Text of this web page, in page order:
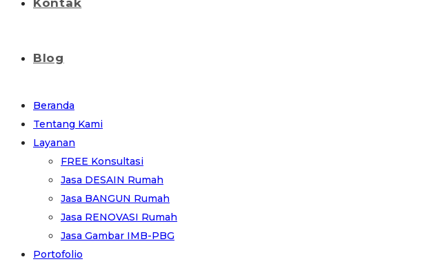
Kontak
Blog
Beranda
Tentang Kami
Layanan
FREE Konsultasi
Jasa DESAIN Rumah
Jasa BANGUN Rumah
Jasa RENOVASI Rumah
Jasa Gambar IMB-PBG
Portofolio